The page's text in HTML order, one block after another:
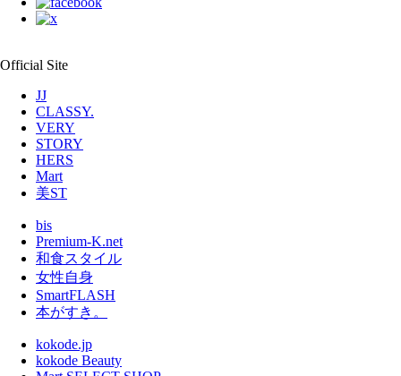
Official Site
JJ
CLASSY.
VERY
STORY
HERS
Mart
美ST
bis
Premium-K.net
和食スタイル
女性自身
SmartFLASH
本がすき。
kokode.jp
kokode Beauty